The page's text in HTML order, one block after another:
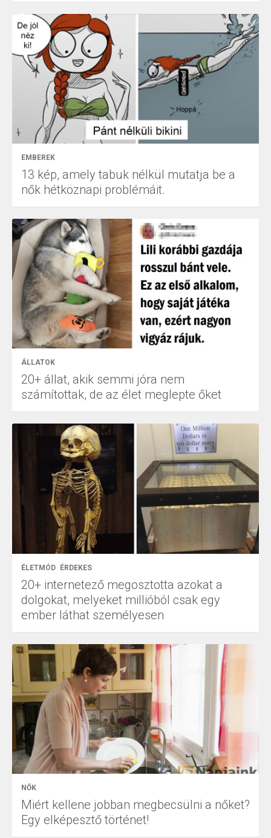
EMBEREK
13 kép, amely tabuk nélkül mutatja be a
nők hétköznapi problémáit.
ÁLLATOK
20+ állat, akik semmi jóra nem
számítottak, de az élet meglepte őket
ÉLETMÓD ÉRDEKES
20+ internetező megosztotta azokat a
dolgokat, melyeket millióból csak egy
ember láthat személyesen
NŐK
Miért kellene jobban megbecsülni a nőket?
Egy elképesztő történet!